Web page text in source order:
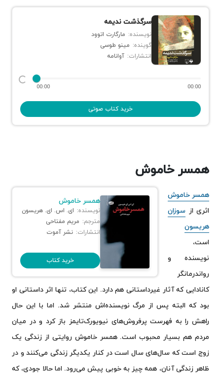
سرگذشت ندیمه
نویسنده: مارگارت اتوود
گوینده: مینو طوسی
انتشارات: آوانامه
00:00 00:00
خرید کتاب صوتی
همسر خاموش
همسر خاموش
نویسنده: ای. اس. ای. هریسون
مترجم: مریم مفتاحی
انتشارات: نشر آموت
خرید کتاب
همسر خاموش
اثری از سوزان
هریسون
است،
نویسنده و
رواندرمانگر
کانادایی که آثار غیرداستانی هم دارد. این کتاب، تنها اثر داستانی او
بود که البته پس از مرگ نویسنده‌اش منتشر شد. اما با این حال
راهش را به فهرست پرفروش‌های نیویورک‌تایمز باز کرد و در میان
مردم هم بسیار محبوب است. همسر خاموش روایتی از زندگی یک
زوج است که سال‌های سال است در کنار یکدیگر زندگی می‌کنند و در
ظاهر زندگی آنان، همه چیز به خوبی پیش می‌رود. اما حالا جودی، که